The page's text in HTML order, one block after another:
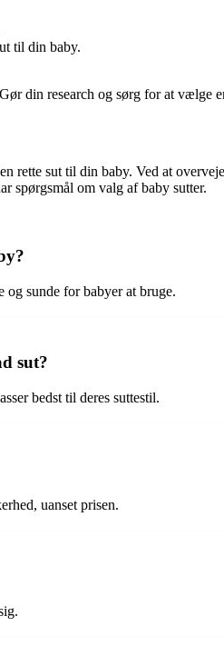
til din baby.
din research og sørg for at vælge
sut til din baby. Ved at
spørgsmål om valg af baby sutter.
sunde for babyer at bruge.
sut?
bedst til deres suttestil.
uanset prisen.